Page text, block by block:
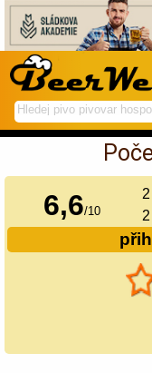
hledej
na
spustí
hledání
6,6/10
2